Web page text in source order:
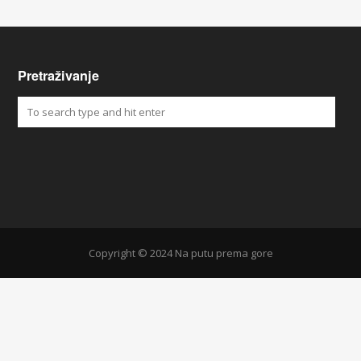
Pretraživanje
Copyright © 2024 Na putu prema gore